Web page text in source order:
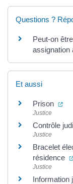
Questions ?
Peut-on
assignation
Et aussi
Prison
Justice
Contrôle
Justice
Bracelet
résidence
Justice
Information